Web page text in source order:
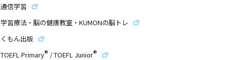
通信学習
学習療法・脳の健康教室・KUMONの脳トレ
くもん出版
TOEFL Primary® /TOEFL Junior®